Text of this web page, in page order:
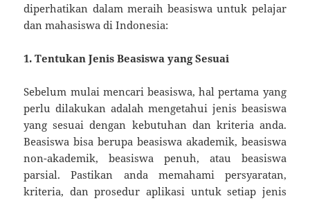
diperhatikan dalam meraih beasiswa untuk pelajar
dan mahasiswa di Indonesia:
1. Tentukan Jenis Beasiswa yang Sesuai
Sebelum mulai mencari beasiswa, hal pertama yang
perlu dilakukan adalah mengetahui jenis beasiswa
yang sesuai dengan kebutuhan dan kriteria anda.
Beasiswa bisa berupa beasiswa akademik, beasiswa
non-akademik, beasiswa penuh, atau beasiswa
parsial. Pastikan anda memahami persyaratan,
kriteria, dan prosedur aplikasi untuk setiap jenis